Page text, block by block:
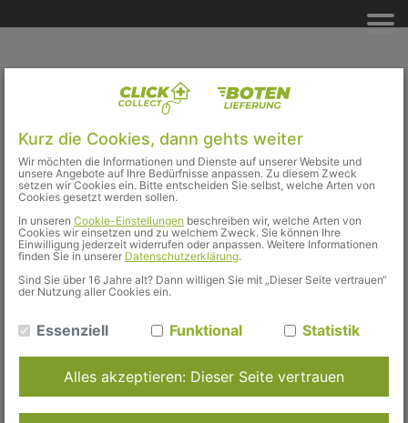
Technischer Support
Erhalten Sie Unterstützung bei Fragen zur
Registrierung. Stellen Sie gerne Ihre Fragen an
unsere Experten per E-Mail, Telefon oder Fax.
Name∗
Rufnummer
Kurz die Cookies, dann gehts weiter
Wir möchten die Informationen und Dienste auf unserer Website und
unsere Angebote auf Ihre Bedürfnisse anpassen. Zu diesem Zweck
setzen wir Cookies ein. Bitte entscheiden Sie selbst, welche Arten von
Cookies gesetzt werden sollen.
In unseren Cookie-Einstellungen beschreiben wir, welche Arten von
Cookies wir einsetzen und zu welchem Zweck. Sie können Ihre
Einwilligung jederzeit widerrufen oder anpassen. Weitere Informationen
finden Sie in unserer Datenschutzerklärung.
Sind Sie über 16 Jahre alt? Dann willigen Sie mit „Dieser Seite vertrauen“
der Nutzung aller Cookies ein.
Essenziell Funktional Statistik
Alles akzeptieren: Dieser Seite vertrauen